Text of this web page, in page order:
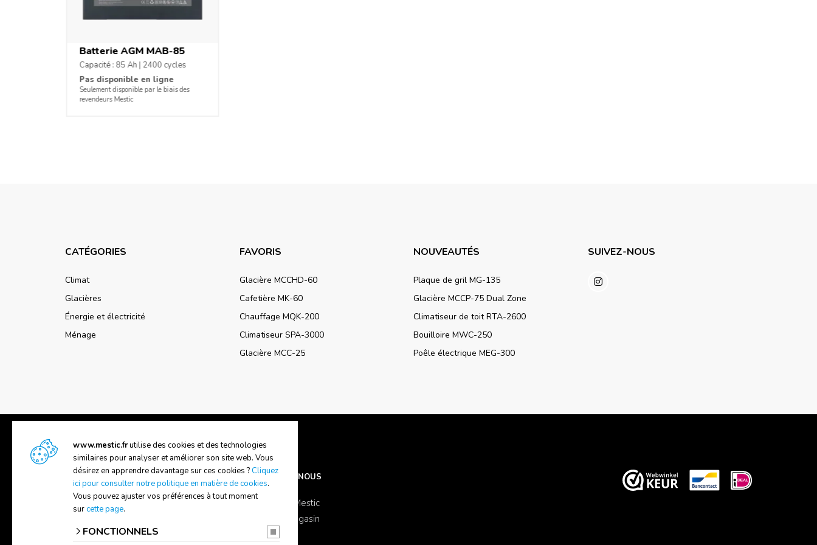
Batterie AGM MAB-85
Capacité : 85 Ah | 2400 cycles
Pas disponible en ligne
Seulement disponible par le biais des
revendeurs Mestic
CATÉGORIES
Climat
Glacières
Énergie et électricité
Ménage
FAVORIS
Glacière MCCHD-60
Cafetière MK-60
Chauffage MQK-200
Climatiseur SPA-3000
Glacière MCC-25
NOUVEAUTÉS
Plaque de gril MG-135
Glacière MCCP-75 Dual Zone
Climatiseur de toit RTA-2600
Bouilloire MWC-250
Poêle électrique MEG-300
SUIVEZ-NOUS
Manuels
A PROPOS DE NOUS
A propos de Mestic
Trouver un magasin
www.mestic.frutilise des cookies et des technologies
similaires pour analyser et améliorer son site web. Vous
désirez en apprendre davantage sur ces cookies ?Cliquez
ici pour consulter notre politique en matière de cookies.
Vous pouvez ajuster vos préférences à tout moment
surcette page.
FONCTIONNELS